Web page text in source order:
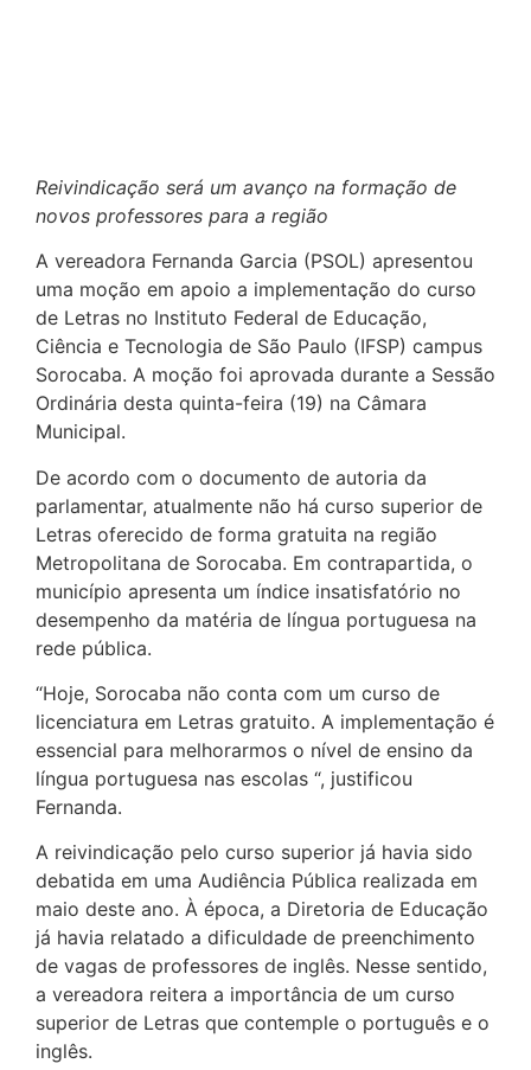
Reivindicação será um avanço na formação de
novos professores para a região
A vereadora Fernanda Garcia (PSOL) apresentou
uma moção em apoio a implementação do curso
de Letras no Instituto Federal de Educação,
Ciência e Tecnologia de São Paulo (IFSP) campus
Sorocaba. A moção foi aprovada durante a Sessão
Ordinária desta quinta-feira (19) na Câmara
Municipal.
De acordo com o documento de autoria da
parlamentar, atualmente não há curso superior de
Letras oferecido de forma gratuita na região
Metropolitana de Sorocaba. Em contrapartida, o
município apresenta um índice insatisfatório no
desempenho da matéria de língua portuguesa na
rede pública.
“Hoje, Sorocaba não conta com um curso de
licenciatura em Letras gratuito. A implementação é
essencial para melhorarmos o nível de ensino da
língua portuguesa nas escolas “, justificou
Fernanda.
A reivindicação pelo curso superior já havia sido
debatida em uma Audiência Pública realizada em
maio deste ano. À época, a Diretoria de Educação
já havia relatado a dificuldade de preenchimento
de vagas de professores de inglês. Nesse sentido,
a vereadora reitera a importância de um curso
superior de Letras que contemple o português e o
inglês.